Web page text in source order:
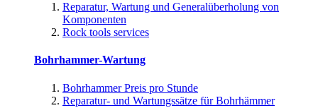
Reparatur, Wartung und Generalüberholung von
Komponenten
Rock tools services
Bohrhammer-Wartung
Bohrhammer Preis pro Stunde
Reparatur- und Wartungssätze für Bohrhämmer